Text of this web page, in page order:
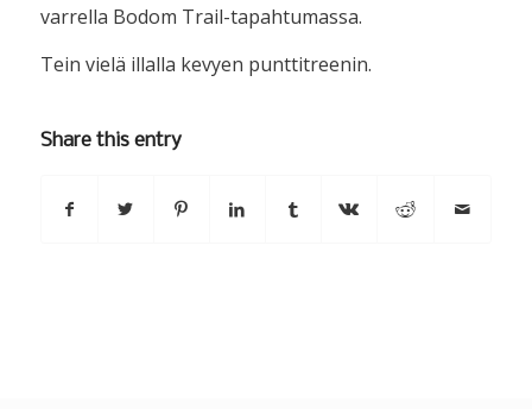
varrella Bodom Trail-tapahtumassa.
Tein vielä illalla kevyen punttitreenin.
Share this entry